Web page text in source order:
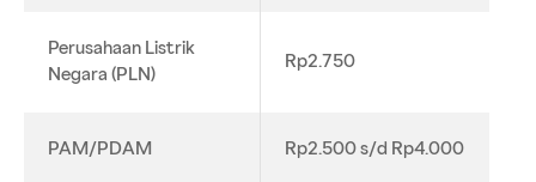
Perusahaan Listrik
Negara (PLN)
Rp2.750
PAM/PDAM Rp2.500 s/d Rp4.000